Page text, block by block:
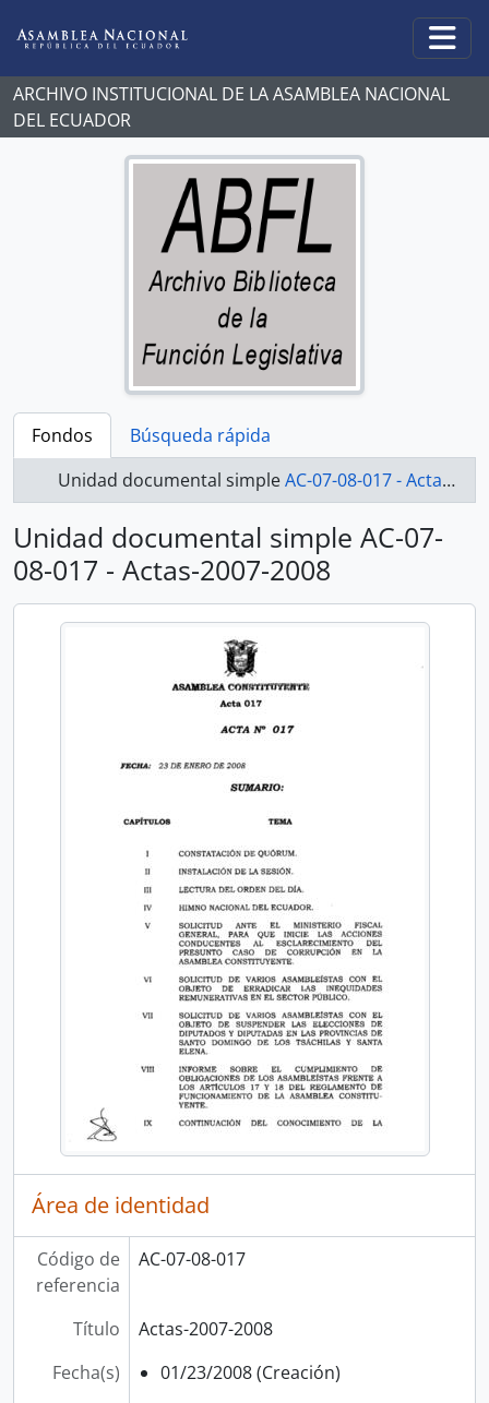
ARCHIVO INSTITUCIONAL DE LA ASAMBLEA NACIONAL
DEL ECUADOR
Fondos
Búsqueda rápida
Unidad documental simpleAC-07-08-017 - Actas-2007-2008
Unidad documental simple AC-07-
08-017 - Actas-2007-2008
Área de identidad
Código de
referencia
AC-07-08-017
Título
Actas-2007-2008
Fecha(s)
01/23/2008 (Creación)